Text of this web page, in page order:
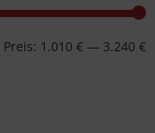
Preis: 1.010 € — 3.240 €